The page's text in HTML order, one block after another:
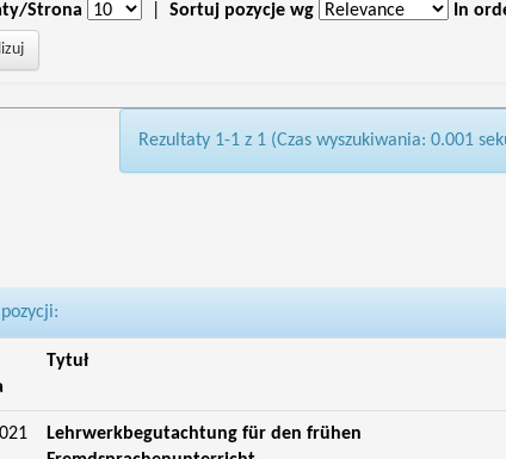
Strona Sortuj pozycje wg In
Rezultaty 1-1 z 1 (Czas wyszukiwania: 0.001
Tytuł
Lehrwerkbegutachtung für den frühen